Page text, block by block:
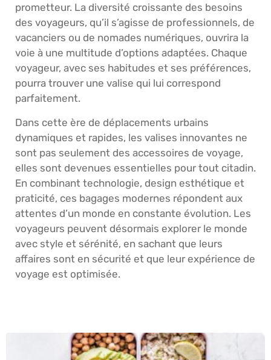
prometteur. La diversité croissante des besoins
des voyageurs, qu’il s’agisse de professionnels, de
vacanciers ou de nomades numériques, ouvrira la
voie à une multitude d’options adaptées. Chaque
voyageur, avec ses habitudes et ses préférences,
pourra trouver une valise qui lui correspond
parfaitement.
Dans cette ère de déplacements urbains
dynamiques et rapides, les valises innovantes ne
sont pas seulement des accessoires de voyage,
elles sont devenues essentielles pour tout citadin.
En combinant technologie, design esthétique et
praticité, ces bagages modernes répondent aux
attentes d’un monde en constante évolution. Les
voyageurs peuvent désormais explorer le monde
avec style et sérénité, en sachant que leurs
affaires sont en sécurité et que leur expérience de
voyage est optimisée.